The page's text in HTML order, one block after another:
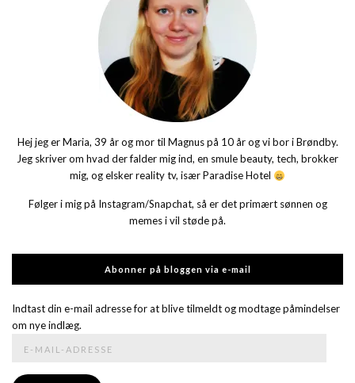
Hej jeg er Maria, 39 år og mor til Magnus på 10 år og vi bor i Brøndby.
Jeg skriver om hvad der falder mig ind, en smule beauty, tech, brokker
mig, og elsker reality tv, især Paradise Hotel
Følger i mig på Instagram/Snapchat, så er det primært sønnen og
memes i vil støde på.
Abonner på bloggen via e-mail
Indtast din e-mail adresse for at blive tilmeldt og modtage påmindelser
om nye indlæg.
adresse